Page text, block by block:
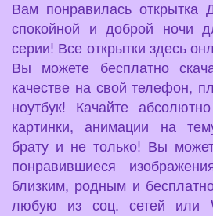
Вам понравилась открытка
спокойной и доброй ночи
серии! Все открытки здесь
Вы можете бесплатно
качестве на свой телефон,
ноутбук! Качайте
картинки, анимации на
брату и не только! Вы
понравившиеся
близким, родным и
любую из соц. сетей или